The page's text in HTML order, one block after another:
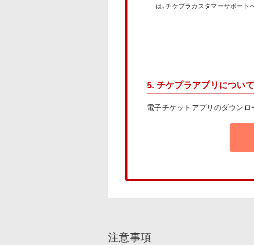
は、チケプラカスタマーサポート
5. チケプラアプリについて
電子チケットアプリのダウンロ
注意事項